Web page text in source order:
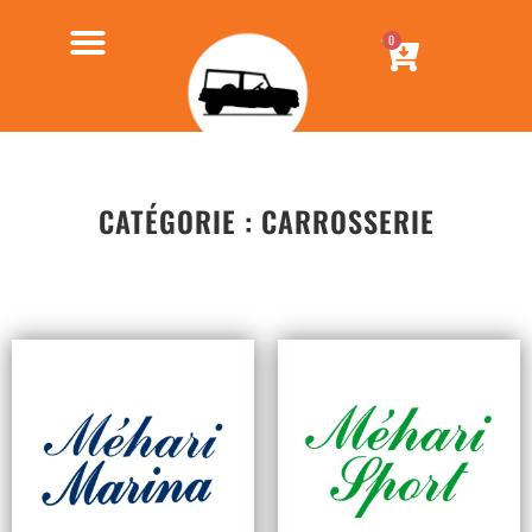
0
CATÉGORIE : CARROSSERIE